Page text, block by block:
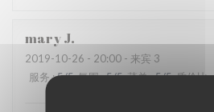
maryJ
2019-10-26 - 20:00 - 来宾 3
服务:5/5 氛围:5/5 菜单:5/5 质价比: